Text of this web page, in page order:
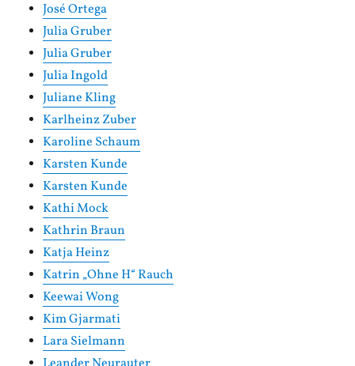
José Ortega
Julia Gruber
Julia Gruber
Julia Ingold
Juliane Kling
Karlheinz Zuber
Karoline Schaum
Karsten Kunde
Karsten Kunde
Kathi Mock
Kathrin Braun
Katja Heinz
Katrin „Ohne H“ Rauch
Keewai Wong
Kim Gjarmati
Lara Sielmann